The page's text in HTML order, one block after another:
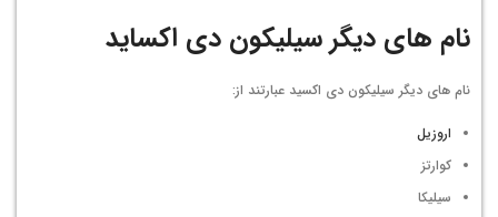
نام های دیگر سیلیکون دی اکساید
نام های دیگر سیلیکون دی اکسید عبارتند از:
اروزیل
کوارتز
سیلیکا